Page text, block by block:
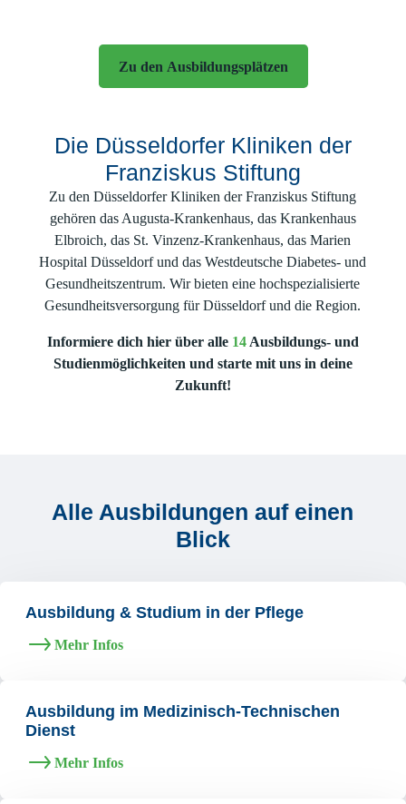
Dein Team. Deine
Zu den Ausbildungsplätzen
Die Düsseldorfer Kliniken der
Franziskus Stiftung
Zu den Düsseldorfer Kliniken der Franziskus Stiftung
gehören das Augusta-Krankenhaus, das Krankenhaus
Elbroich, das St. Vinzenz-Krankenhaus, das Marien
Hospital Düsseldorf und das Westdeutsche Diabetes- und
Gesundheitszentrum. Wir bieten eine hochspezialisierte
Gesundheitsversorgung für Düsseldorf und die Region.
Informiere dich hier über alle 14Ausbildungs- und
Studienmöglichkeiten und starte mit uns in deine
Zukunft!
Alle Ausbildungen auf einen
Blick
Ausbildung & Studium in der Pflege
Mehr Infos
Ausbildung im Medizinisch-Technischen
Dienst
Mehr Infos